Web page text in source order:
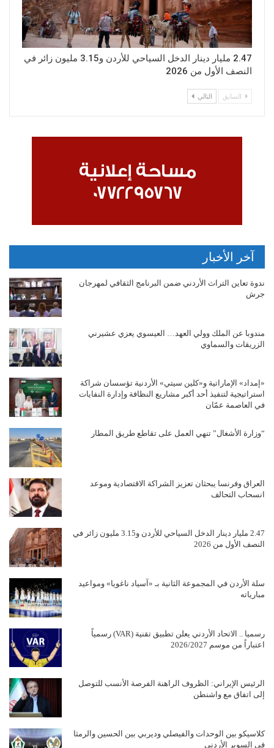
2.47 مليار دينار الدخل السياحي للأردن و3.15 مليون زائر في
النصف الأول من 2026
السابق التالي
آخر الأخبار
ندوة تعاين التراث الأردني ضمن البرنامج الثقافي لمهرجان
جرش
مندوبا عن الملك وولي العهد… العيسوي يعزي عشيرني
الزريقات والسماوي
«إمداد» الإماراتية و«كلين سيتي» الأردنية تؤسسان شراكة
استراتيجية لتنفيذ أحد أكبر مشاريع النظافة وإدارة النفايات
في العاصمة عمّان
“وزارة الأشغال” تنهي العمل على تقاطع طريق المطار
العراق وفرنسا يبحثان تعزيز الشراكة الاقتصادية وموعد
انسحاب التحالف
2.47 مليار دينار الدخل السياحي للأردن و3.15 مليون زائر في
النصف الأول من 2026
سلة الأردن في المجموعة الثانية بـ «آسياد ناغويا» ومواعيد
مبارياته
رسميا .. الاتحاد الأردني يعلن تطبيق تقنية (VAR) رسمياً
اعتباراً من موسم 2026/2027
الرئيس الإيراني: الظروف الراهنة الفرصة الأنسب للتوصل
إلى اتفاق مع واشنطن
كلاسيكو بين الوحدات والفيصلي وديربي بين الحسين والرمثا
في السوبر الأردني